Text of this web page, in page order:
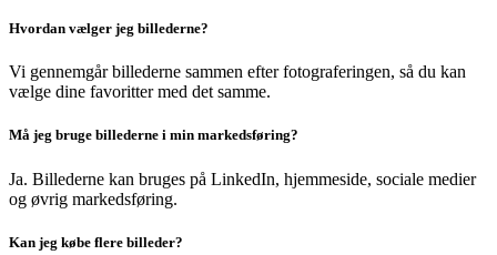
Hvordan vælger jeg billederne?
Vi gennemgår billederne sammen efter fotograferingen, så du kan
vælge dine favoritter med det samme.
Må jeg bruge billederne i min markedsføring?
Ja. Billederne kan bruges på LinkedIn, hjemmeside, sociale medier
og øvrig markedsføring.
Kan jeg købe flere billeder?